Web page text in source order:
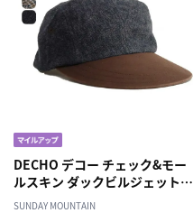
DECHO デコー チェック&モー
ルスキン ダックビルジェットキ
ャップ
SUNDAY MOUNTAIN